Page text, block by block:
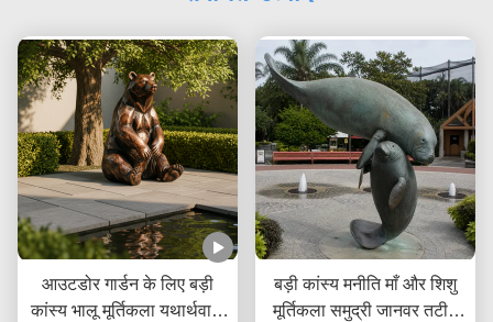
आउटडोर गार्डन के लिए बड़ी
कांस्य भालू मूर्तिकला यथार्थवादी
बड़ी कांस्य मनीति माँ और शिशु
मूर्तिकला समुद्री जानवर तटीय